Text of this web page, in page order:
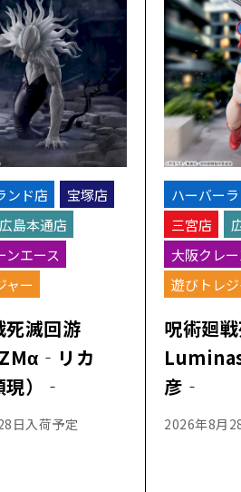
ンド店
宝塚店
島本通店
ンエース
ャー
死滅回游
リカ
現）‐
日入荷予定
ハーバー
三宮店
大阪クレ
遊びトレジ
呪術廻
彦‐
2026年8月